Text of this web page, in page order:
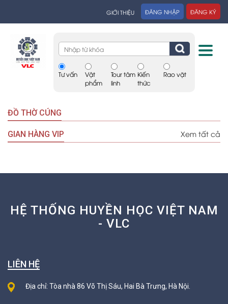
GIỚI THIỆU ĐĂNG NHẬP ĐĂNG KÝ
Tư vấn
Vật
phẩm
Tour tâm
linh
Kiến
thức
Rao vặt
ĐỒ THỜ CÚNG
GIAN HÀNG VIP Xem tất cả
HỆ THỐNG HUYỀN HỌC VIỆT NAM
- VLC
LIÊN HỆ
Địa chỉ: Tòa nhà 86 Võ Thị Sáu, Hai Bà Trưng, Hà Nội.